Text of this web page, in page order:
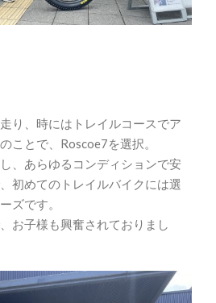
り、時にはトレイルコースでア
ことで、Roscoe7を選択。
、あらゆるコンディションで安
初めてのトレイルバイクには選
ズです。
お子様も興奮されておりまし